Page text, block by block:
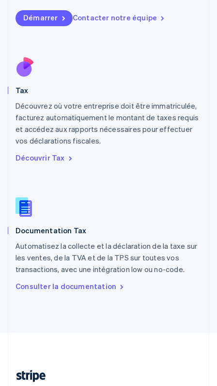
Démarrer Contacter notre équipe
Tax
Découvrez où votre entreprise doit être immatriculée,
facturez automatiquement le montant de taxes requis
et accédez aux rapports nécessaires pour effectuer
vos déclarations fiscales.
Découvrir Tax
Documentation Tax
Automatisez la collecte et la déclaration de la taxe sur
les ventes, de la TVA et de la TPS sur toutes vos
transactions, avec une intégration low ou no-code.
Consulter la documentation
FrançaisDeutschEnglish
Malaisie
Mexique
Español
Nouvelle-Zélande
Pays-Bas
NederlandsEnglish
Pologne
Portugal
République tchèque
English
English
Royaume-Uni
Singapour
English简体中文
English